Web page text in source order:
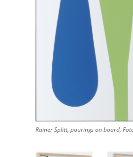
Rainer Splitt, pourings on board,